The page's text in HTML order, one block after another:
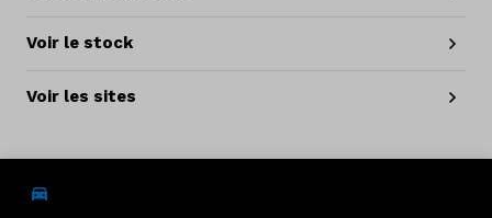
Voir le stock
Voir les sites